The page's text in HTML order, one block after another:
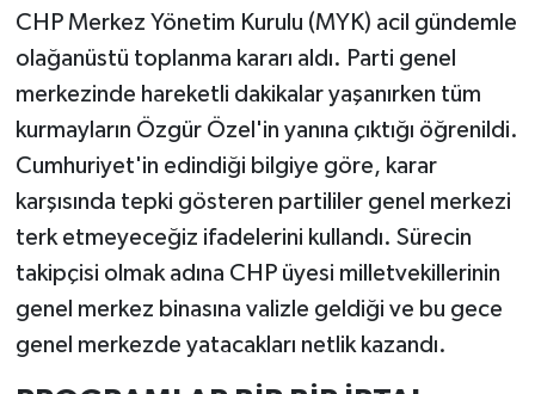
CHP Merkez Yönetim Kurulu (MYK) acil gündemle
olağanüstü toplanma kararı aldı. Parti genel
merkezinde hareketli dakikalar yaşanırken tüm
kurmayların Özgür Özel'in yanına çıktığı öğrenildi.
Cumhuriyet'in edindiği bilgiye göre, karar
karşısında tepki gösteren partililer genel merkezi
terk etmeyeceğiz ifadelerini kullandı. Sürecin
takipçisi olmak adına CHP üyesi milletvekillerinin
genel merkez binasına valizle geldiği ve bu gece
genel merkezde yatacakları netlik kazandı.